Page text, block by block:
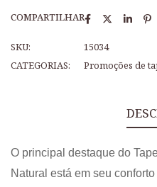
COMPARTILHAR
SKU:
15034
CATEGORIAS:
Promoções de
O principal destaque do
Natural está em seu